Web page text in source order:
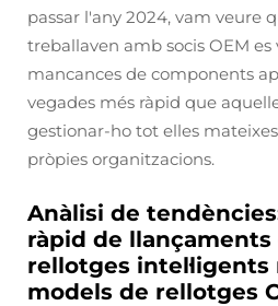
passar l'any 2024, vam veure
treballaven amb socis OEM
mancances de components
vegades més ràpid que
gestionar-ho tot elles
pròpies organitzacions.
Anàlisi de
ràpid de llançaments
rellotges
models de rellotges